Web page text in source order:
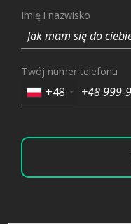
Imię i nazwisko
Twój numer telefonu
+48